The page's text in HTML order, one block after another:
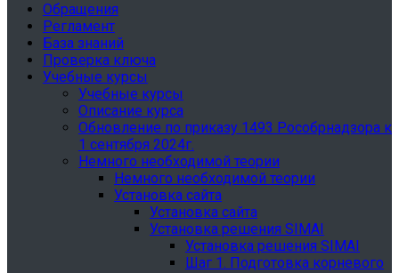
Обращения
Регламент
База знаний
Проверка ключа
Учебные курсы
Учебные курсы
Описание курса
Обновление по приказу 1493 Рособрнадзора к
1 сентября 2024г.
Немного необходимой теории
Немного необходимой теории
Установка сайта
Установка сайта
Установка решения SIMAI
Установка решения SIMAI
Шаг 1. Подготовка корневого